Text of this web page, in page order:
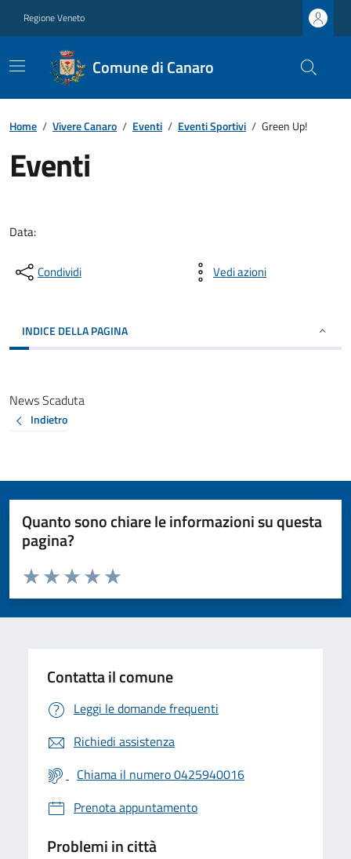
Regione Veneto
Comune di Canaro
Home / Vivere Canaro / Eventi / Eventi Sportivi / Green Up!
Eventi
Data:
Condividi Vedi azioni
INDICE DELLA PAGINA
News Scaduta
Indietro
Quanto sono chiare le informazioni su questa
pagina?
Valuta da 1 a 5 stelle la pagina
Valuta 5 stelle su 5
Valuta 4 stelle su 5
Valuta 3 stelle su 5
Valuta 2 stelle su 5
Valuta 1 stelle su 5
Contatta il comune
Leggi le domande frequenti
Richiedi assistenza
Chiama il numero 0425940016
Prenota appuntamento
Problemi in città